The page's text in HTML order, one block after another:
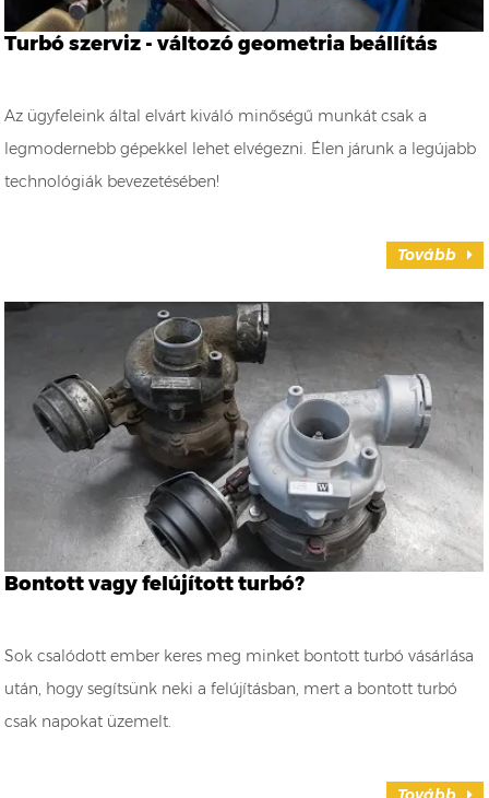
Turbó szerviz - változó geometria beállítás
Az ügyfeleink által elvárt kiváló minőségű munkát csak a
legmodernebb gépekkel lehet elvégezni. Élen járunk a legújabb
technológiák bevezetésében!
Tovább
Bontott vagy felújított turbó?
Sok csalódott ember keres meg minket bontott turbó vásárlása
után, hogy segítsünk neki a felújításban, mert a bontott turbó
csak napokat üzemelt.